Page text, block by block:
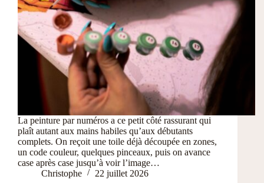
La peinture par numéros a ce petit côté rassurant qui
plaît autant aux mains habiles qu’aux débutants
complets. On reçoit une toile déjà découpée en zones,
un code couleur, quelques pinceaux, puis on avance
case après case jusqu’à voir l’image…
Christophe
22 juillet 2026